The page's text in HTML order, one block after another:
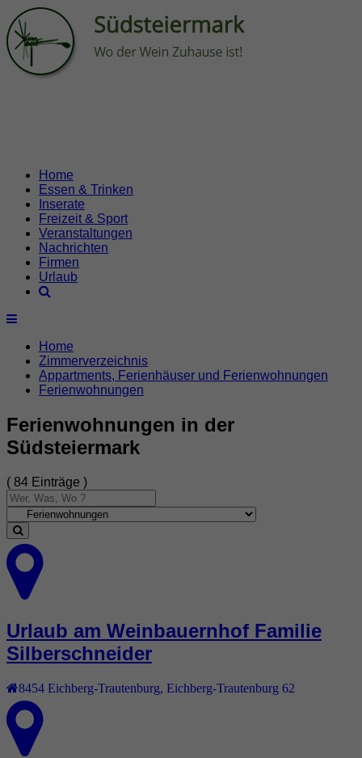
Home
Essen & Trinken
Inserate
Freizeit & Sport
Veranstaltungen
Nachrichten
Firmen
Urlaub
Home
Zimmerverzeichnis
Appartments, Ferienhäuser und Ferienwohnungen
Ferienwohnungen
Ferienwohnungen in der
Südsteiermark
( 84 Einträge )
Urlaub am Weinbauernhof Familie
Silberschneider
8454 Eichberg-Trautenburg Eichberg-Trautenburg 62